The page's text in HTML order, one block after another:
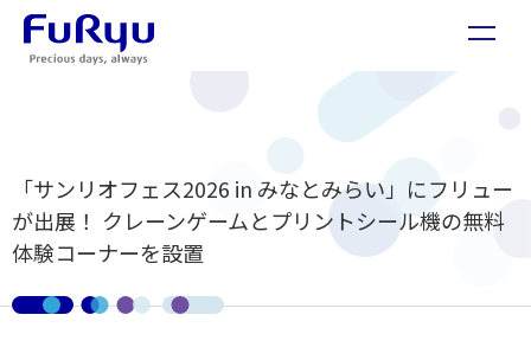
「サンリオフェス2026 in みなとみらい」にフリュー
が出展！ クレーンゲームとプリントシール機の無料
体験コーナーを設置